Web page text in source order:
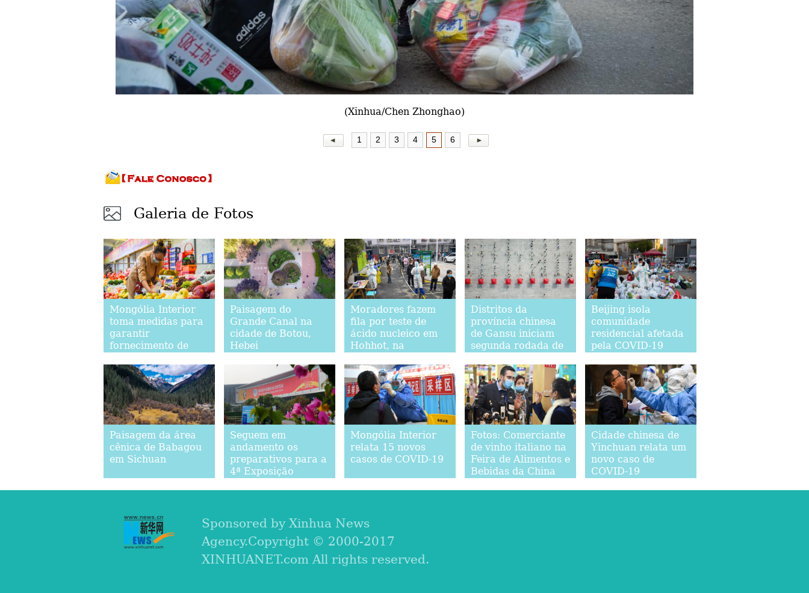
(Xinhua/Chen Zhonghao)
1 2 3 4 5 6
Galeria de Fotos
Mongólia Interior
toma medidas para
garantir
fornecimento de
após ressurgimento
da COVID-19
Paisagem do
Grande Canal na
cidade de Botou,
Hebei
Moradores fazem
fila por teste de
ácido nucleico em
Hohhot, na
Distritos da
província chinesa
de Gansu iniciam
segunda rodada de
nucleico
Beijing isola
comunidade
residencial afetada
pela COVID-19
Paisagem da área
cênica de Babagou
em Sichuan
Seguem em
andamento os
preparativos para a
4ª Exposição
Mongólia Interior
relata 15 novos
casos de COVID-19
Fotos: Comerciante
de vinho italiano na
Feira de Alimentos e
Bebidas da China
Cidade chinesa de
Yinchuan relata um
novo caso de
COVID-19
Sponsored by Xinhua News
Agency.Copyright © 2000-2017
XINHUANET.com All rights reserved.